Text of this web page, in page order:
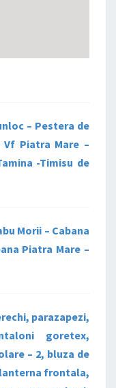
– Pestera de
Vf Piatra Mare –
-Timisu de
Morii – Cabana
Piatra Mare –
parazapezi,
goretex,
– 2, bluza de
lanterna frontala,